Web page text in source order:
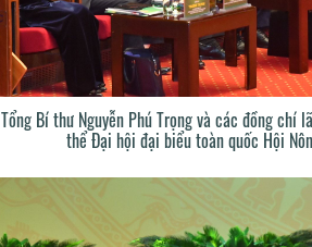
Tổng Bí thư Nguyễn Phú Trọng và các đồng chí
thể Đại hội đại biểu toàn quốc Hội